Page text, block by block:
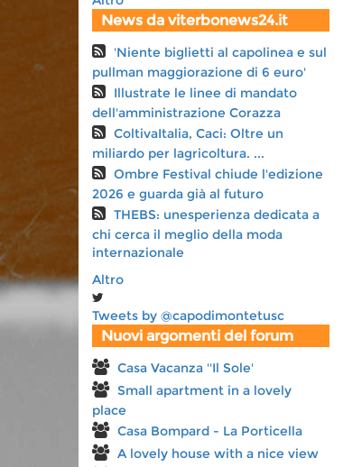
News da viterbonews24.it
'Niente biglietti al capolinea e sul
pullman maggiorazione di 6 euro'
Illustrate le linee di mandato
dell'amministrazione Corazza
ColtivaItalia, Caci: Oltre un
miliardo per lagricoltura. ...
Ombre Festival chiude l'edizione
2026 e guarda già al futuro
THEBS: unesperienza dedicata a
chi cerca il meglio della moda
internazionale
Altro
Tweets by @capodimontetusc
Nuovi argomenti del forum
Casa Vacanza ''Il Sole'
Small apartment in a lovely
place
Casa Bompard - La Porticella
A lovely house with a nice view